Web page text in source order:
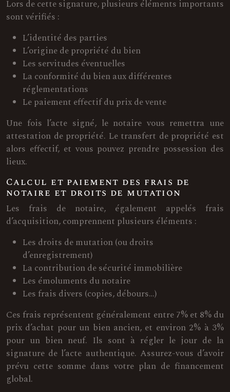
Lors de cette signature, plusieurs éléments importants
sont vérifiés :
L’identité des parties
L’origine de propriété du bien
Les servitudes éventuelles
La conformité du bien aux différentes
réglementations
Le paiement effectif du prix de vente
Une fois l’acte signé, le notaire vous remettra une
attestation de propriété. Le transfert de propriété est
alors effectif, et vous pouvez prendre possession des
lieux.
Calcul et paiement des frais de
notaire et droits de mutation
Les frais de notaire, également appelés frais
d’acquisition, comprennent plusieurs éléments :
Les droits de mutation (ou droits
d’enregistrement)
La contribution de sécurité immobilière
Les émoluments du notaire
Les frais divers (copies, débours…)
Ces frais représentent généralement entre 7% et 8% du
prix d’achat pour un bien ancien, et environ 2% à 3%
pour un bien neuf. Ils sont à régler le jour de la
signature de l’acte authentique. Assurez-vous d’avoir
prévu cette somme dans votre plan de financement
global.